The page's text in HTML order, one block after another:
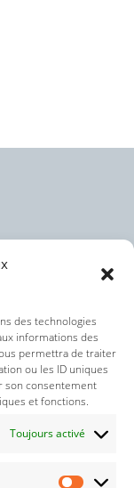
des technologies
informations des
permettra de traiter
ou les ID uniques
son consentement
et fonctions.
Toujours activé